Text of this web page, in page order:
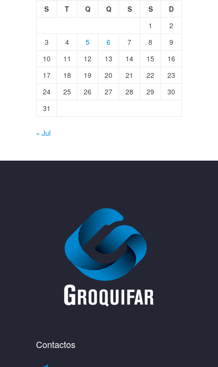
S
T Q Q S S
D
1
2
3
4 5 6 7 8
9
10
11 12 13 14 15
16
17
18 19 20 21 22
23
24
25 26 27 28 29
30
31
« Jul
Contactos